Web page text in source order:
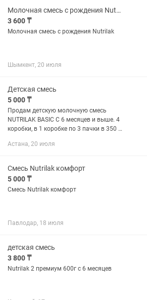
Молочная смесь с рождения Nutrilak
3 600 ₸
Молочная смесь с рождения Nutrilak
Шымкент, 20 июля
Детская смесь
5 000 ₸
Продам детскую молочную смесь
NUTRILAK BASIC С 6 месяцев и выше. 4
коробки, в 1 коробке по 3 пачки в 350 г.
Цена за коробку 5 000 тг.
Астана, 20 июля
Смесь Nutrilak комфорт
5 000 ₸
Смесь Nutrilak комфорт
Павлодар, 18 июля
детская смесь
3 800 ₸
Nutrilak 2 премиум 600г с 6 месяцев